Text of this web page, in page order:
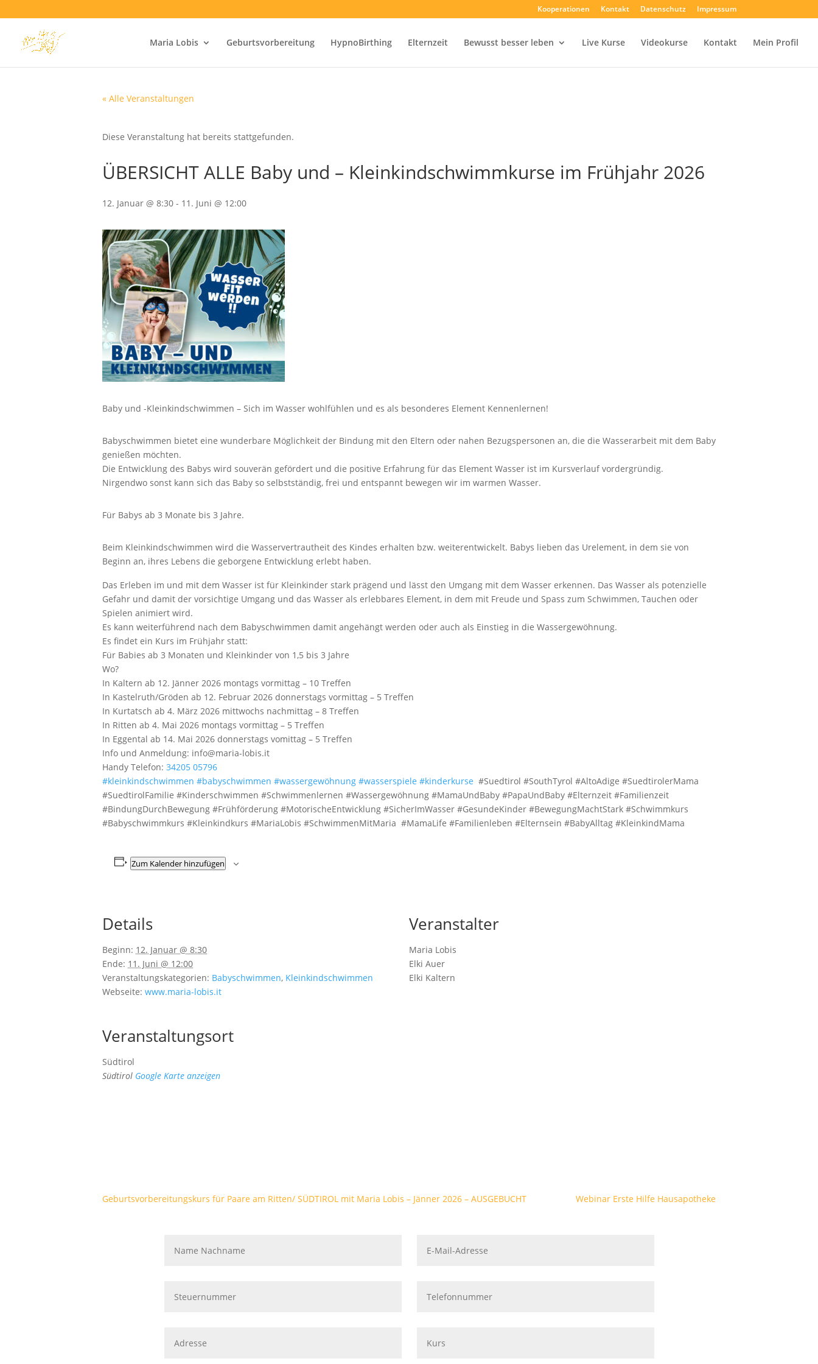
Kooperationen Kontakt Datenschutz Impressum
Maria Lobis Geburtsvorbereitung HypnoBirthing Elternzeit Bewusst besser leben Live Kurse Videokurse Kontakt Mein Profil
« Alle Veranstaltungen
Diese Veranstaltung hat bereits stattgefunden.
ÜBERSICHT ALLE Baby und – Kleinkindschwimmkurse im Frühjahr 2026
12. Januar @ 8:30 - 11. Juni @ 12:00
Baby und -Kleinkindschwimmen – Sich im Wasser wohlfühlen und es als besonderes Element Kennenlernen!
Babyschwimmen bietet eine wunderbare Möglichkeit der Bindung mit den Eltern oder nahen Bezugspersonen an, die die Wasserarbeit mit dem Baby
genießen möchten.
Die Entwicklung des Babys wird souverän gefördert und die positive Erfahrung für das Element Wasser ist im Kursverlauf vordergründig.
Nirgendwo sonst kann sich das Baby so selbstständig, frei und entspannt bewegen wir im warmen Wasser.
Für Babys ab 3 Monate bis 3 Jahre.
Beim Kleinkindschwimmen wird die Wasservertrautheit des Kindes erhalten bzw. weiterentwickelt. Babys lieben das Urelement, in dem sie von
Beginn an, ihres Lebens die geborgene Entwicklung erlebt haben.
Das Erleben im und mit dem Wasser ist für Kleinkinder stark prägend und lässt den Umgang mit dem Wasser erkennen. Das Wasser als potenzielle
Gefahr und damit der vorsichtige Umgang und das Wasser als erlebbares Element, in dem mit Freude und Spass zum Schwimmen, Tauchen oder
Spielen animiert wird.
Es kann weiterführend nach dem Babyschwimmen damit angehängt werden oder auch als Einstieg in die Wassergewöhnung.
Es findet ein Kurs im Frühjahr statt:
Für Babies ab 3 Monaten und Kleinkinder von 1,5 bis 3 Jahre
Wo?
In Kaltern ab 12. Jänner 2026 montags vormittag – 10 Treffen
In Kastelruth/Gröden ab 12. Februar 2026 donnerstags vormittag – 5 Treffen
In Kurtatsch ab 4. März 2026 mittwochs nachmittag – 8 Treffen
In Ritten ab 4. Mai 2026 montags vormittag – 5 Treffen
In Eggental ab 14. Mai 2026 donnerstags vomittag – 5 Treffen
Info und Anmeldung: info@maria-lobis.it
Handy Telefon: 34205 05796
#kleinkindschwimmen #babyschwimmen #wassergewöhnung #wasserspiele #kinderkurse #Suedtirol #SouthTyrol #AltoAdige #SuedtirolerMama
#SuedtirolFamilie #Kinderschwimmen #Schwimmenlernen #Wassergewöhnung #MamaUndBaby #PapaUndBaby #Elternzeit #Familienzeit
#BindungDurchBewegung #Frühförderung #MotorischeEntwicklung #SicherImWasser #GesundeKinder #BewegungMachtStark #Schwimmkurs
#Babyschwimmkurs #Kleinkindkurs #MariaLobis #SchwimmenMitMaria #MamaLife #Familienleben #Elternsein #BabyAlltag #KleinkindMama
Zum Kalender hinzufügen
Details
Beginn: 12. Januar @ 8:30
Ende: 11. Juni @ 12:00
Veranstaltungskategorien: Babyschwimmen, Kleinkindschwimmen
Webseite: www.maria-lobis.it
Veranstalter
Maria Lobis
Elki Auer
Elki Kaltern
Veranstaltungsort
Südtirol
Südtirol Google Karte anzeigen
Geburtsvorbereitungskurs für Paare am Ritten/ SÜDTIROL mit Maria Lobis – Jänner 2026 – AUSGEBUCHT Webinar Erste Hilfe Hausapotheke